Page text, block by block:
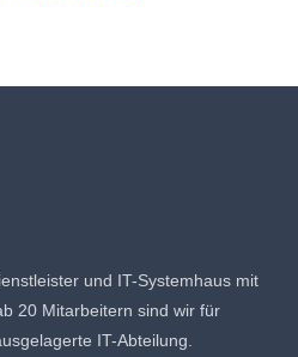
und IT-Systemhaus mit
20 Mitarbeitern sind wir für
IT-Abteilung.